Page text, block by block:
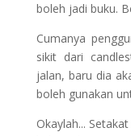
boleh jadi buku.
Cumanya
sikit dari
jalan, baru dia
boleh gunakan
Okaylah...